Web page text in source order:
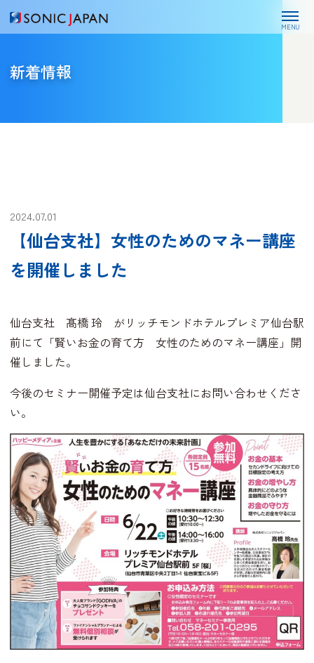
MENU
新着情報
2024.07.01
【仙台支社】女性のためのマネー講座
を開催しました
仙台支社 髙橋 玲 がリッチモンドホテルプレミア仙台駅
前にて「賢いお金の育て方 女性のためのマネー講座」開
催しました。
今後のセミナー開催予定は仙台支社にお問い合わせくださ
い。